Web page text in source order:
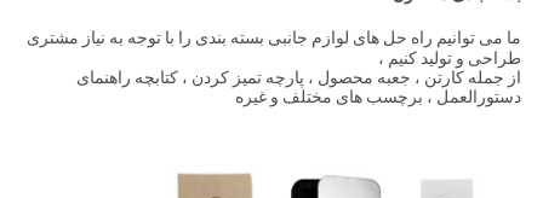
ما می توانیم راه حل های لوازم جانبی بسته بندی را با توجه به نیاز مشتری
طراحی و تولید کنیم ،
از جمله کارتن ، جعبه محصول ، پارچه تمیز کردن ، کتابچه راهنمای
دستورالعمل ، برچسب های مختلف و غیره